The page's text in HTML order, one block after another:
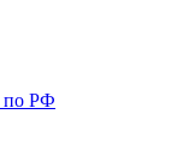
по РФ